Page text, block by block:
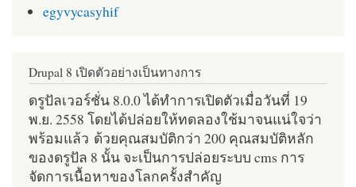
egyvycasyhif
Drupal 8 เปิดตัวอย่างเป็นทางการ
ดรูปัลเวอร์ชั่น 8.0.0 ได้ทำการเปิดตัวเมื่อวันที่ 19
พ.ย. 2558 โดยได้ปล่อยให้ทดลองใช้มาจนแน่ใจว่า
พร้อมแล้ว ด้วยคุณสมบัติกว่า 200 คุณสมบัติหลัก
ของดรูปัล 8 นั้น จะเป็นการปล่อยระบบ cms การ
จัดการเนื้อหาของโลกครั้งสำคัญ